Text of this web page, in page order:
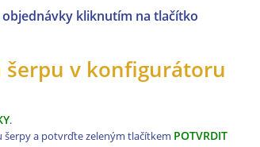
kliknutím na tlačítko
v konfigurátoru
.
a potvrďte zeleným tlačítkem POTVRDIT